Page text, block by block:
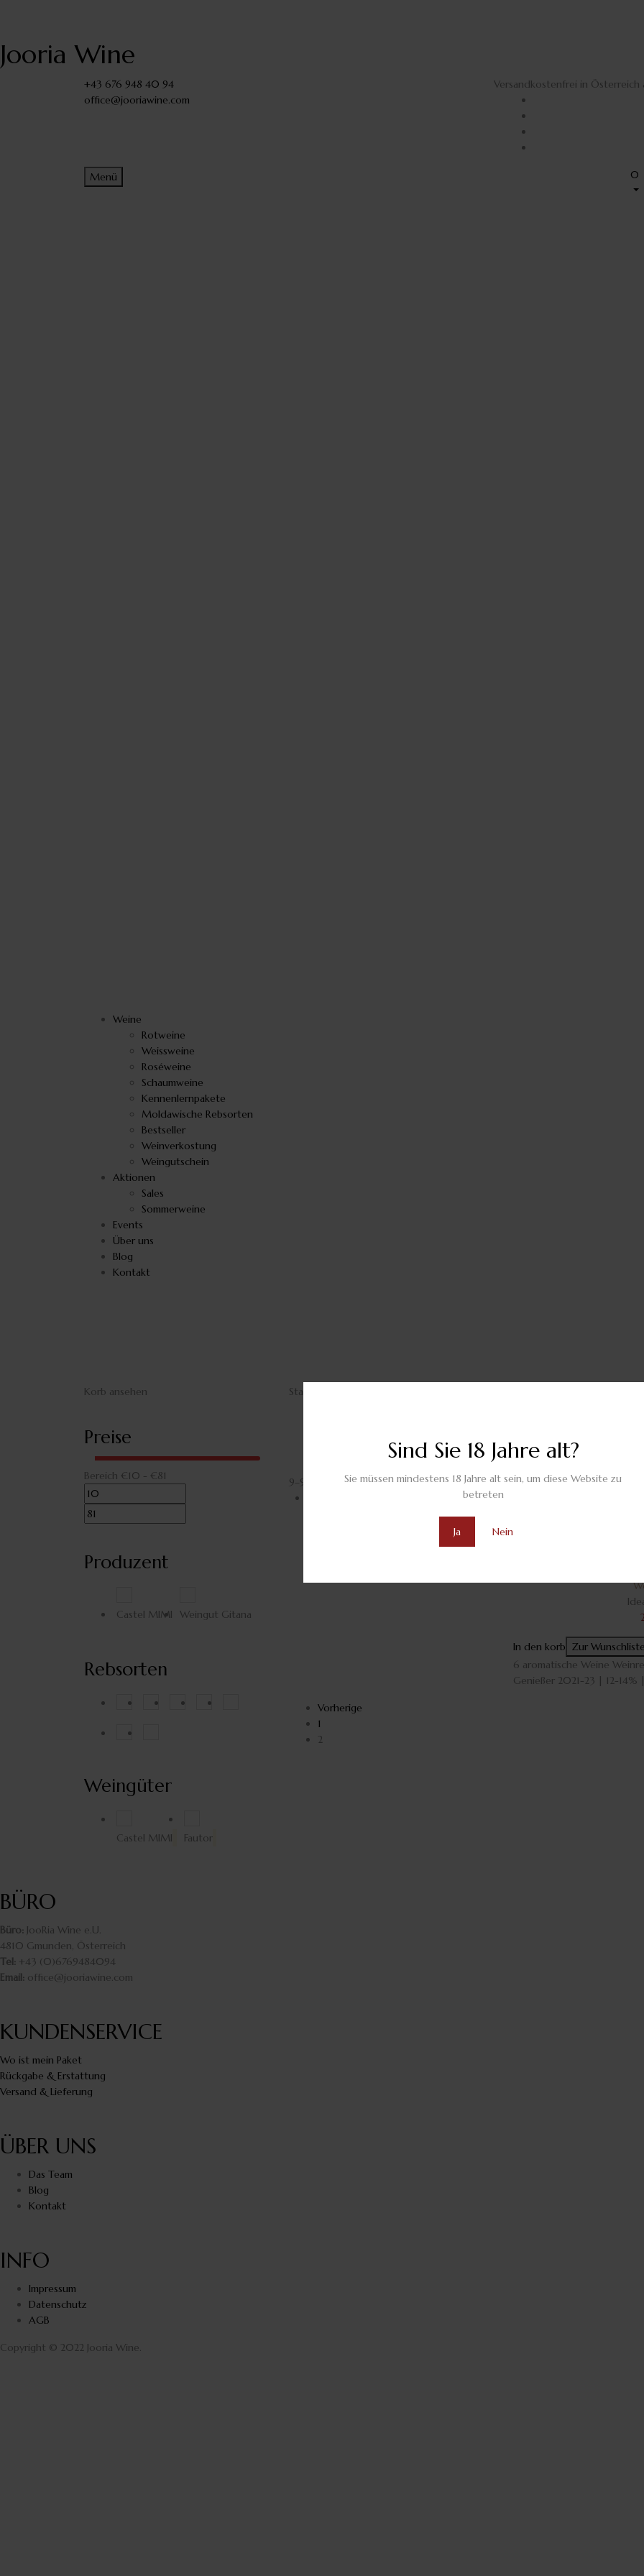
Sind Sie 18 Jahre alt?
Sie müssen mindestens 18 Jahre alt sein, um diese Website zu
betreten
Ja Nein
Jooria Wine
+43 676 948 40 94
office@jooriawine.com
Versandkostenfrei in
Menü 0
Weine
Rotweine
Weissweine
Roséweine
Schaumweine
Kennenlernpakete
Moldawische Rebsorten
Bestseller
Weinverkostung
Weingutschein
Aktionen
Sales
Sommerweine
Events
Über uns
Blog
Kontakt
Korb ansehen
Preise
Bereich € 10 - € 81
Produzent
Castel MIMI Weingut Gitana
Rebsorten
Feteasca Alba Rara Neagra
Weingüter
Castel MIMI Fautor
Standard-Sortierung
9–9 von 9 Artikel(n) werden angezeigt
In den korb Zur
6 aromatische Weine
Genießer 2021-23 | 12-14%
Vorherige
1
2
BÜRO
Büro: JooRia Wine e.U.
4810 Gmunden, Österreich
Tel: +43 (0)6769484094
Email: office@jooriawine.com
KUNDENSERVICE
Wo ist mein Paket
Rückgabe & Erstattung
Versand & Lieferung
ÜBER UNS
Das Team
Blog
Kontakt
INFO
Impressum
Datenschutz
AGB
Copyright © 2022 Jooria Wine.